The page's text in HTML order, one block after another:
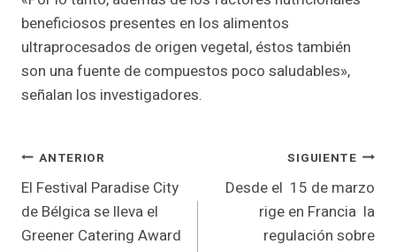
beneficiosos presentes en los alimentos
ultraprocesados de origen vegetal, éstos también
son una fuente de compuestos poco saludables»,
señalan los investigadores.
Navegación
de
entradas
ANTERIOR
El Festival Paradise City
de Bélgica se lleva el
Greener Catering Award
SIGUIENTE
Desde el 15 de marzo
rige en Francia la
regulación sobre